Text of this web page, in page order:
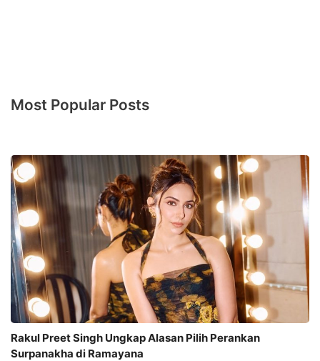
Most Popular Posts
Rakul Preet Singh Ungkap Alasan Pilih Perankan
Surpanakha di Ramayana